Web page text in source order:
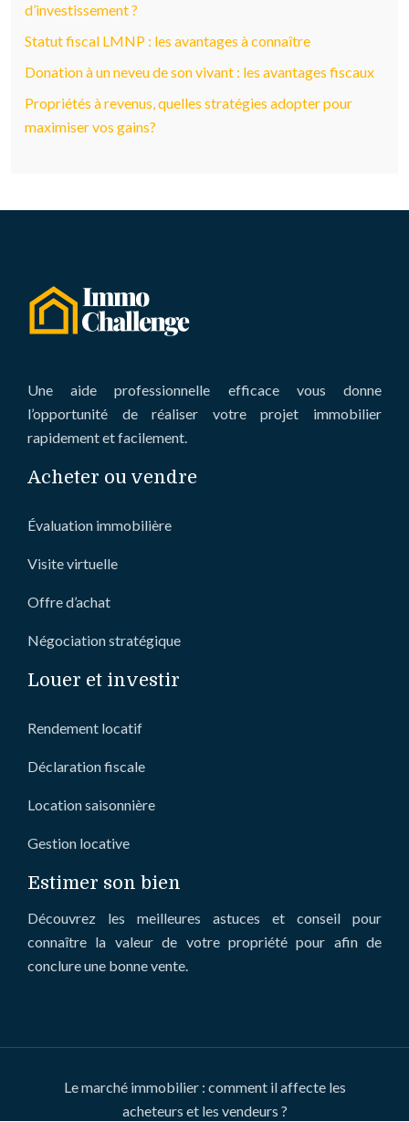
d’investissement ?
Statut fiscal LMNP : les avantages à connaître
Donation à un neveu de son vivant : les avantages fiscaux
Propriétés à revenus, quelles stratégies adopter pour
maximiser vos gains?
Une aide professionnelle efficace vous donne
l’opportunité de réaliser votre projet immobilier
rapidement et facilement.
Acheter ou vendre
Évaluation immobilière
Visite virtuelle
Offre d’achat
Négociation stratégique
Louer et investir
Rendement locatif
Déclaration fiscale
Location saisonnière
Gestion locative
Estimer son bien
Découvrez les meilleures astuces et conseil pour
connaître la valeur de votre propriété pour afin de
conclure une bonne vente.
Le marché immobilier : comment il affecte les
acheteurs et les vendeurs ?